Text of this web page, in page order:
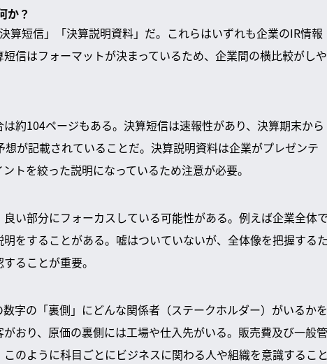
か？
算短信」「決算説明資料」だ。これらはいずれも企業のIR情報
信はフォーマットが決まっているため、企業間の横比較がしや
約104ページもある。決算短信は速報性があり、決算期末から
が記載されていることだ。決算説明資料は企業がプレゼンテ
トを絞った説明になっているため注意が必要。
い部分にフォーカスしている可能性がある。例えば企業全体で
をすることがある。嘘はついていないが、全体像を把握する
ることが重要。
字の「裏側」にどんな関係者（ステークホルダー）がいるかを
おり、原価の裏側には工場や仕入先がいる。販売費及び一般
のように科目ごとにビジネスに関わる人や組織を意識すること